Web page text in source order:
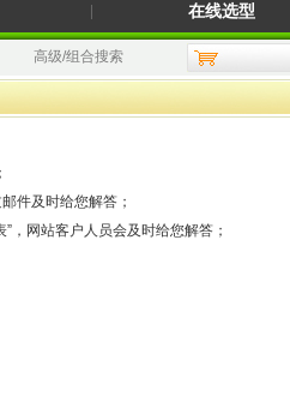
在线选型
高级/组合搜索
件及时给您解答；
，网站客户人员会及时给您解答；